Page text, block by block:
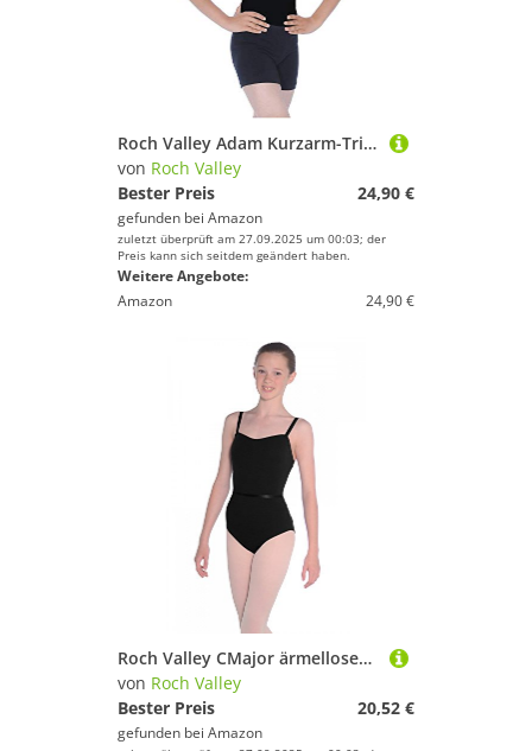
Roch Valley Adam Kurzarm-Trikot für Herren und Jungen Schwarz Erwachsene L
von Roch Valley
Bester Preis
24,90 €
gefunden bei Amazon
zuletzt überprüft am 27.09.2025 um 00:03; der
Preis kann sich seitdem geändert haben.
Weitere Angebote:
Amazon
24,90 €
Roch Valley CMajor ärmelloses Ballett Trikot aus Baumwolle Schwarz 5 (40)
von Roch Valley
Bester Preis
20,52 €
gefunden bei Amazon